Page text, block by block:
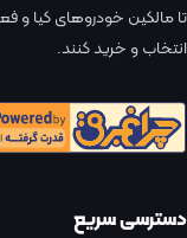
تا مالکین خودروهای کیا و
انتخاب و خرید کنند.
دسترسی سریع